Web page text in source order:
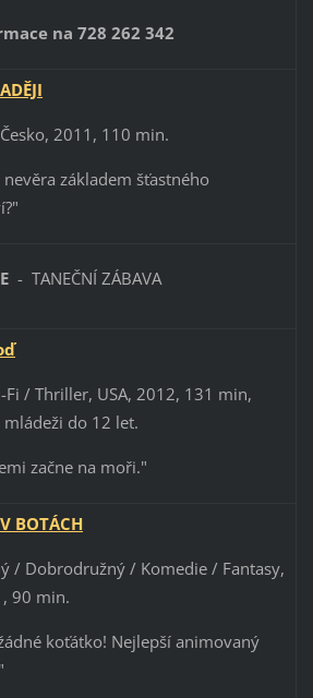
na 728 262 342
2011, 110 min.
základem šťastného
- TANEČNÍ ZÁBAVA
Fi / Thriller, USA, 2012, 131 min,
do 12 let.
začne na moři."
BOTÁCH
/ Dobrodružný / Komedie / Fantasy,
90 min.
koťátko! Nejlepší animovaný